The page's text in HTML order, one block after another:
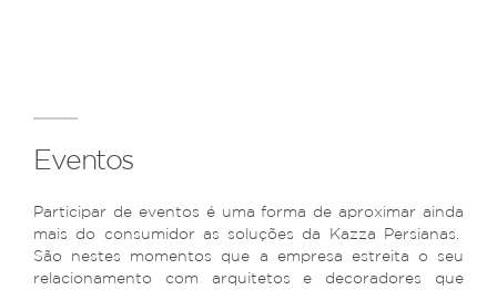
Eventos
Participar de eventos é uma forma de aproximar ainda
mais do consumidor as soluções da Kazza Persianas.
São nestes momentos que a empresa estreita o seu
relacionamento com arquitetos e decoradores que